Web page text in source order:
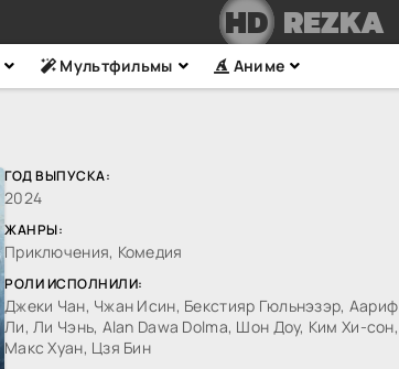
HDREZKA
Мультфильмы Аниме
ГОД ВЫПУСКА:
2024
ЖАНРЫ:
Приключения, Комедия
РОЛИ ИСПОЛНИЛИ:
Джеки Чан, Чжан Исин, Бекстияр Гюльнэзэр, Аариф
Ли, Ли Чэнь, Alan Dawa Dolma, Шон Доу, Ким Хи-сон,
Макс Хуан, Цзя Бин